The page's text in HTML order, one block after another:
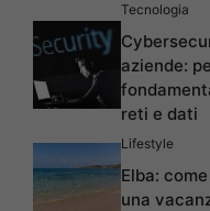
Tecnologia
aziende:
reti e dati
Lifestyle
Elba:
una